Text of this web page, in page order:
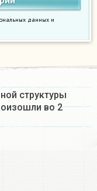
данных и
структуры
во 2